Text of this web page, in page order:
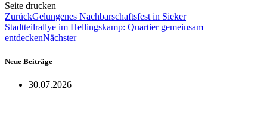
Seite drucken
ZurückGelungenes Nachbarschaftsfest in Sieker
Stadtteilrallye im Hellingskamp: Quartier gemeinsam
entdeckenNächster
Neue Beiträge
30.07.2026